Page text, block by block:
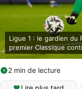
Ligue 1 : le gardien du
premier Classique
2 min de lecture